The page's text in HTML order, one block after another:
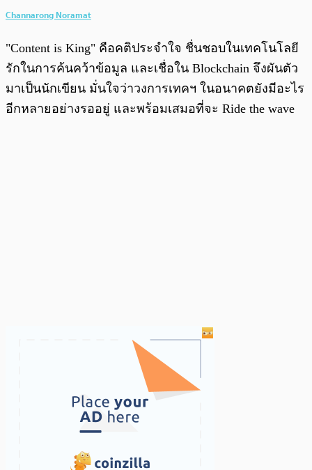
Channarong Noramat
"Content is King" คือคติประจำใจ ชื่นชอบในเทคโนโลยี
รักในการค้นคว้าข้อมูล และเชื่อใน Blockchain จึงผันตัว
มาเป็นนักเขียน มั่นใจว่าวงการเทคฯ ในอนาคตยังมีอะไร
อีกหลายอย่างรออยู่ และพร้อมเสมอที่จะ Ride the wave